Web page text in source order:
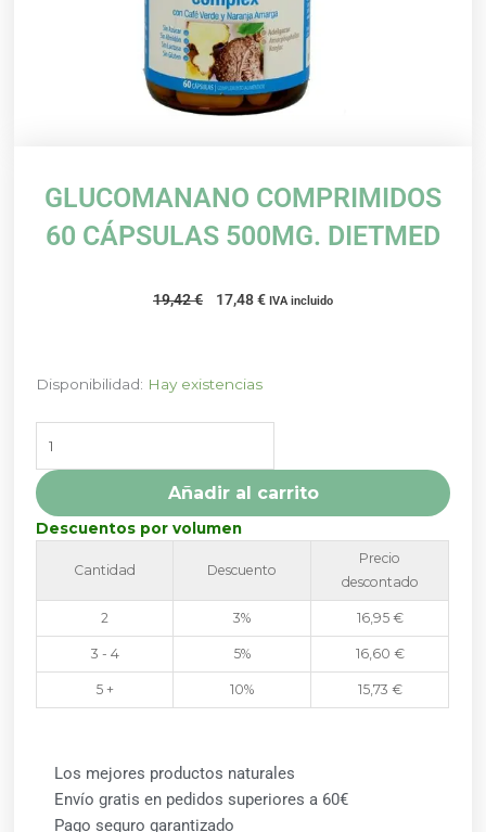
GLUCOMANANO COMPRIMIDOS
60 CÁPSULAS 500MG. DIETMED
19,42€
El
19,42 €.
17,48€ElIVA incluido
Disponibilidad: Hay existencias
GLUCOMANANO
CÁPSULAS
500MG.
DIETMED
cantidad
Añadir al carrito
Descuentos por volumen
Cantidad Descuento
Precio
descontado
2 3% 16,95 €
3 - 4 5% 16,60 €
5 + 10% 15,73 €
Los mejores productos naturales
Envío gratis en pedidos superiores a 60€
Pago seguro garantizado